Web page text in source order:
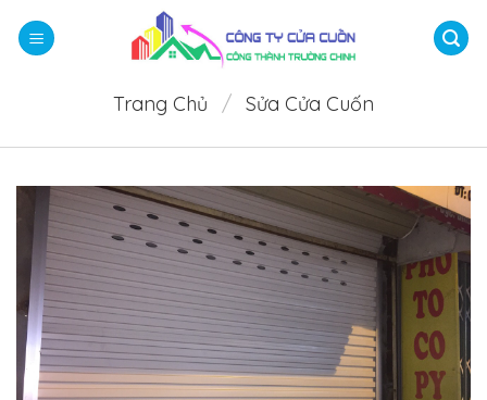
qua
Trang Chủ / Sửa Cửa Cuốn